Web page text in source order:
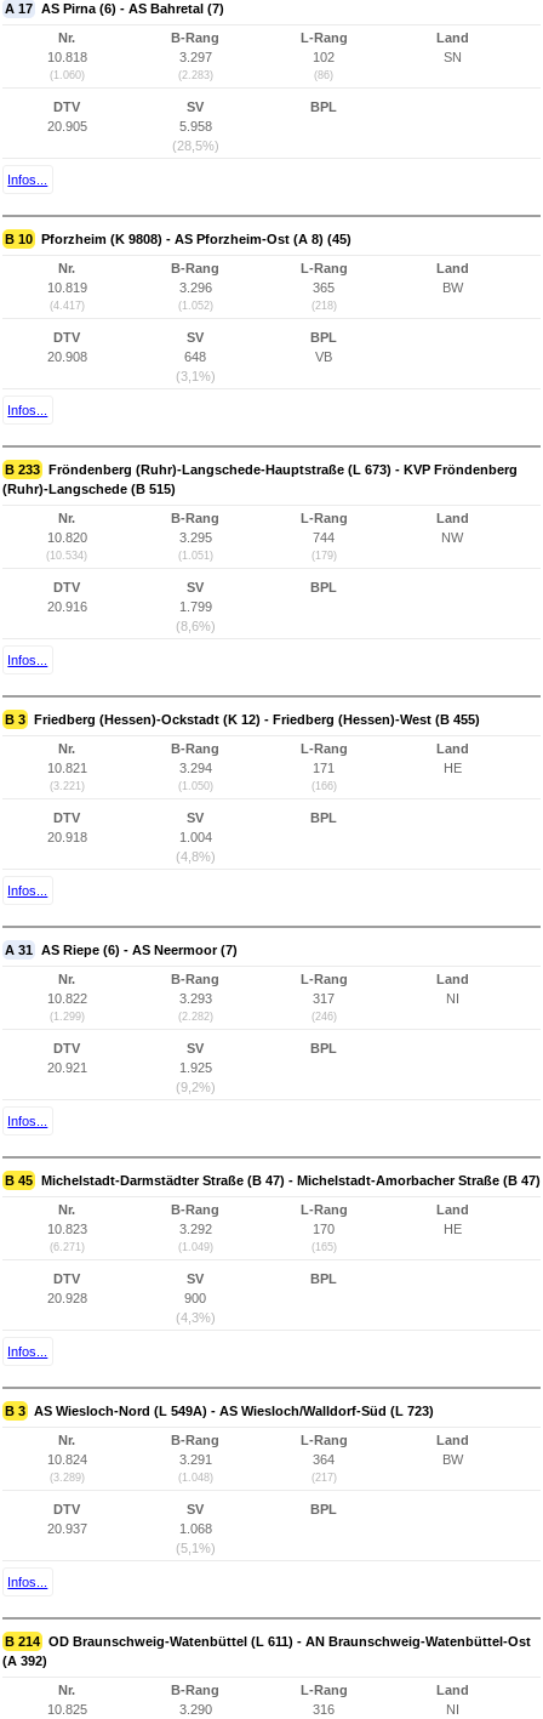
A 17 AS Pirna (6) - AS Bahretal (7)
Nr.
10.818
(1.060)
B-Rang
3.297
(2.283)
L-Rang
102
(86)
Land
SN
DTV
20.905
SV
5.958
(28,5%)
BPL
Infos...
B 10 Pforzheim (K 9808) - AS Pforzheim-Ost (A 8) (45)
Nr.
10.819
(4.417)
B-Rang
3.296
(1.052)
L-Rang
365
(218)
Land
BW
DTV
20.908
SV
648
(3,1%)
BPL
VB
Infos...
B 233 Fröndenberg (Ruhr)-Langschede-Hauptstraße (L 673) - KVP Fröndenberg
(Ruhr)-Langschede (B 515)
Nr.
10.820
(10.534)
B-Rang
3.295
(1.051)
L-Rang
744
(179)
Land
NW
DTV
20.916
SV
1.799
(8,6%)
BPL
Infos...
B 3 Friedberg (Hessen)-Ockstadt (K 12) - Friedberg (Hessen)-West (B 455)
Nr.
10.821
(3.221)
B-Rang
3.294
(1.050)
L-Rang
171
(166)
Land
HE
DTV
20.918
SV
1.004
(4,8%)
BPL
Infos...
A 31 AS Riepe (6) - AS Neermoor (7)
Nr.
10.822
(1.299)
B-Rang
3.293
(2.282)
L-Rang
317
(246)
Land
NI
DTV
20.921
SV
1.925
(9,2%)
BPL
Infos...
B 45 Michelstadt-Darmstädter Straße (B 47) - Michelstadt-Amorbacher Straße (B 47)
Nr.
10.823
(6.271)
B-Rang
3.292
(1.049)
L-Rang
170
(165)
Land
HE
DTV
20.928
SV
900
(4,3%)
BPL
Infos...
B 3 AS Wiesloch-Nord (L 549A) - AS Wiesloch/Walldorf-Süd (L 723)
Nr.
10.824
(3.289)
B-Rang
3.291
(1.048)
L-Rang
364
(217)
Land
BW
DTV
20.937
SV
1.068
(5,1%)
BPL
Infos...
B 214 OD Braunschweig-Watenbüttel (L 611) - AN Braunschweig-Watenbüttel-Ost
(A 392)
Nr.
10.825
B-Rang
3.290
L-Rang
316
Land
NI